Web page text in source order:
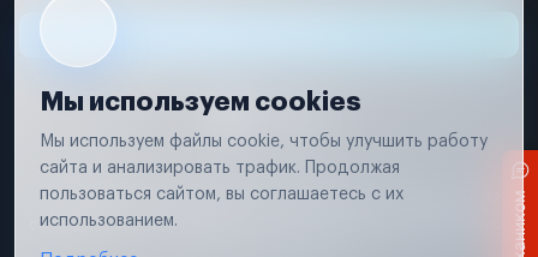
Условия использования
Вся информация, представленная на сайте, носит исключительно
соответствии с положениями статьи 437 (п. 2) Гражданского кодекса
Мы используем cookies
Мы используем файлы cookie, чтобы улучшить работу
сайта и анализировать трафик. Продолжая
пользоваться сайтом, вы соглашаетесь с их
использованием.